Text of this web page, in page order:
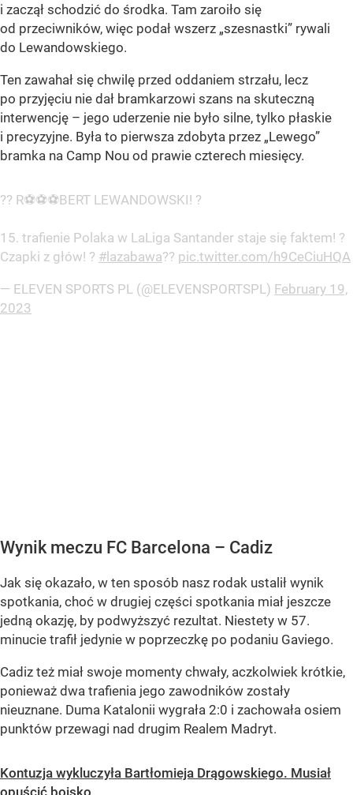
i zaczął schodzić do środka. Tam zaroiło się
od przeciwników, więc podał wszerz „szesnastki” rywali
do Lewandowskiego.
Ten zawahał się chwilę przed oddaniem strzału, lecz
po przyjęciu nie dał bramkarzowi szans na skuteczną
interwencję – jego uderzenie nie było silne, tylko płaskie
i precyzyjne. Była to pierwsza zdobyta przez „Lewego”
bramka na Camp Nou od prawie czterech miesięcy.
?? R⚽️⚽️⚽️BERT LEWANDOWSKI! ?
15. trafienie Polaka w LaLiga Santander staje się faktem! ?
Czapki z głów! ? #lazabawa?? pic.twitter.com/h9CeCiuHQA
— ELEVEN SPORTS PL (@ELEVENSPORTSPL) February 19,
2023
Wynik meczu FC Barcelona – Cadiz
Jak się okazało, w ten sposób nasz rodak ustalił wynik
spotkania, choć w drugiej części spotkania miał jeszcze
jedną okazję, by podwyższyć rezultat. Niestety w 57.
minucie trafił jedynie w poprzeczkę po podaniu Gaviego.
Cadiz też miał swoje momenty chwały, aczkolwiek krótkie,
ponieważ dwa trafienia jego zawodników zostały
nieuznane. Duma Katalonii wygrała 2:0 i zachowała osiem
punktów przewagi nad drugim Realem Madryt.
Kontuzja wykluczyła Bartłomieja Drągowskiego. Musiał
opuścić boisko